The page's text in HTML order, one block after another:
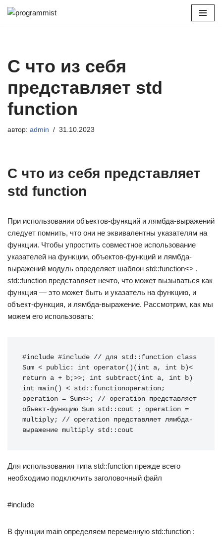
C что из себя
представляет std
function
автор: admin 31.10.2023
C что из себя представляет
std function
При использовании объектов-функций и лямбда-выражений
следует помнить, что они не эквивалентны указателям на
функции. Чтобы упростить совместное использование
указателей на функции, объектов-функций и лямбда-
выражений модуль определяет шаблон std::function<> .
std::function представляет нечто, что может вызываться как
функция — это может быть и указатель на функцию, и
объект-функция, и лямбда-выражение. Рассмотрим, как мы
можем его использовать:
#include #include // для std::function class
Sum < public: int operator()(int a, int b)<
return a + b;>>; int subtract(int a, int b)
int main() < std::functionoperation;
operation = Sum<>; // operation представляет
объект-функцию Sum std::cout ; operation =
multiply; // operation представляет лямбда-
выражение multiply std::cout
Для использования типа std::function прежде всего
необходимо подключить заголовочный файл
#include
В функции main определяем переменную std::function :